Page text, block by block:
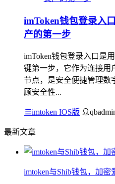
imToken钱包登录入
产的第一步
imToken钱包登录入口是
键第一步，它作为连接用
节点，是安全便捷管理数
顾安全性...
imtoken IOS版
最新文章
imtoken与Shib钱包，加